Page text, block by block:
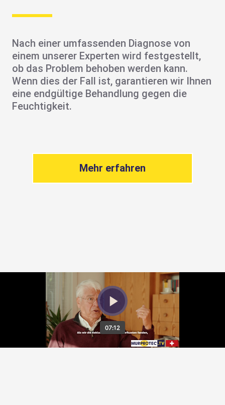
Nach einer umfassenden Diagnose von
einem unserer Experten wird festgestellt,
ob das Problem behoben werden kann.
Wenn dies der Fall ist, garantieren wir Ihnen
eine endgültige Behandlung gegen die
Feuchtigkeit.
Mehr erfahren